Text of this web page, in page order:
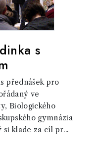
s
přednášek pro
ve
Biologického
gymnázia
si klade za cíl pr...